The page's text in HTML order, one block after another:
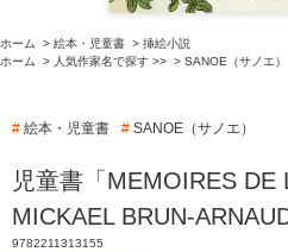
ホーム > 絵本・児童書 > 挿絵小説
ホーム
> 人気作家名で探す >> > SANOE（サノエ）
# 絵本・児童書 # SANOE（サノエ）
児童書「MEMOIRES DE
MICKAEL BRUN-
9782211313155